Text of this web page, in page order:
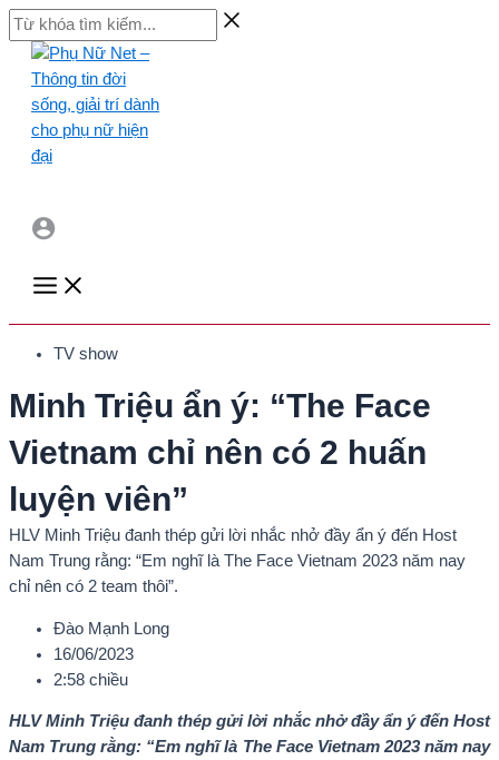
Skip
to
content
Từ
khóa
kiếm...
Main
Menu
TV show
Minh Triệu ẩn ý: “The Face
Vietnam chỉ nên có 2 huấn
luyện viên”
HLV Minh Triệu đanh thép gửi lời nhắc nhở đầy ẩn ý đến Host
Nam Trung rằng: “Em nghĩ là The Face Vietnam 2023 năm nay
chỉ nên có 2 team thôi”.
Đào Mạnh Long
16/06/2023
2:58 chiều
HLV Minh Triệu đanh thép gửi lời nhắc nhở đầy ẩn ý đến Host
Nam Trung rằng: “Em nghĩ là The Face Vietnam 2023 năm nay